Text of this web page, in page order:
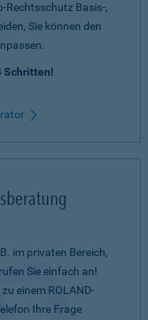
Rechtsschutz Basis-,
Sie können den
Schritten!
im privaten Bereich,
Sie einfach an!
einem ROLAND-
Ihre Frage